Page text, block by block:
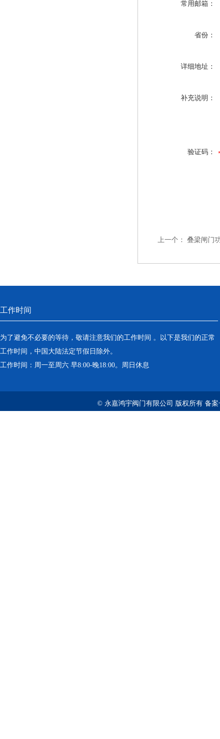
常用邮箱：
省份：
详细地址：
补充说明：
验证码：
上一个： 叠梁闸门
工作时间
为了避免不必要的等待，敬请注意我们的工作时间 。以下是我们的正常
工作时间，中国大陆法定节假日除外。
工作时间：周一至周六 早8:00-晚18:00。周日休息
© 永嘉鸿宇阀门有限公司 版权所有 备案